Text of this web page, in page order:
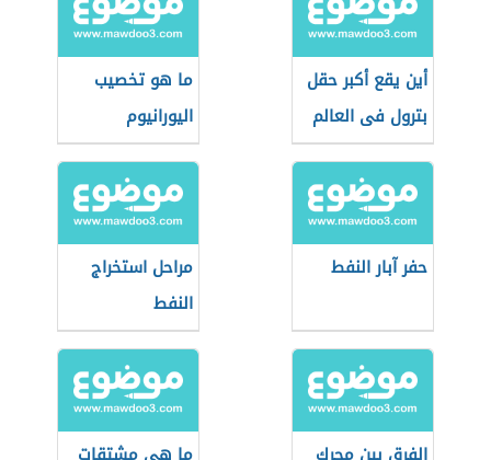
أين يقع أكبر حقل
بترول فى العالم
ما هو تخصيب
اليورانيوم
حفر آبار النفط
مراحل استخراج
النفط